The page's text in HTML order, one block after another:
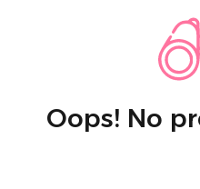
Oops! No